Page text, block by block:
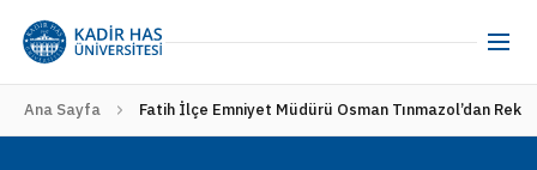
Ana Sayfa Fatih İlçe Emniyet Müdürü Osman Tınmazol’dan